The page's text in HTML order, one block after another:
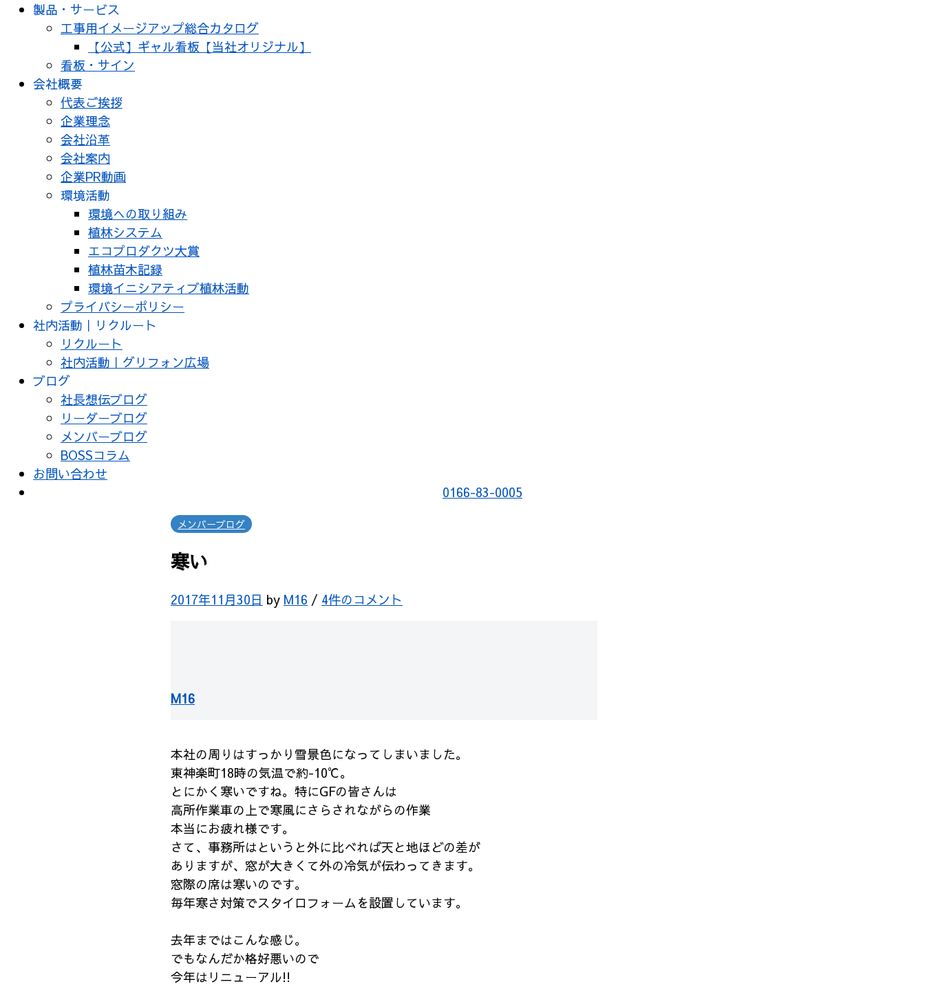
製品・サービス
工事用イメージアップ総合カタログ
【公式】ギャル看板【当社オリジナル】
看板・サイン
会社概要
代表ご挨拶
企業理念
会社沿革
会社案内
企業PR動画
環境活動
環境への取り組み
植林システム
エコプロダクツ大賞
植林苗木記録
環境イニシアティブ植林活動
プライバシーポリシー
社内活動｜リクルート
リクルート
社内活動｜グリフォン広場
ブログ
社長想伝ブログ
リーダーブログ
メンバーブログ
BOSSコラム
お問い合わせ
0166-83-0005
メンバーブログ
寒い
2017年11月30日 by M16 / 4件のコメント
M16
本社の周りはすっかり雪景色になってしまいました。
東神楽町18時の気温で約-10℃。
とにかく寒いですね。特にGFの皆さんは
高所作業車の上で寒風にさらされながらの作業
本当にお疲れ様です。
さて、事務所はというと外に比べれば天と地ほどの差が
ありますが、窓が大きくて外の冷気が伝わってきます。
窓際の席は寒いのです。
毎年寒さ対策でスタイロフォームを設置しています。
去年まではこんな感じ。
でもなんだか格好悪いので
今年はリニューアル!!